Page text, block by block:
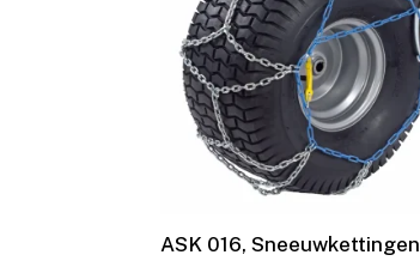
ASK 016, Sneeuwkettingen